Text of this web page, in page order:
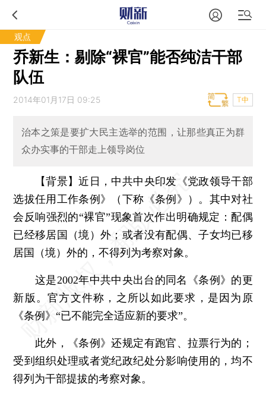
观点
乔新生：剔除“裸官”能否纯洁干部
队伍
2014年01月17日 09:25 T中
治本之策是要扩大民主选举的范围，让那些真正为群
众办实事的干部走上领导岗位
【背景】近日，中共中央印发《党政领导干部
选拔任用工作条例》（下称《条例》）。其中对社
会反响强烈的“裸官”现象首次作出明确规定：配偶
已经移居国（境）外；或者没有配偶、子女均已移
居国（境）外的，不得列为考察对象。
这是2002年中共中央出台的同名《条例》的更
新版。官方文件称，之所以如此要求，是因为原
《条例》“已不能完全适应新的要求”。
此外，《条例》还规定有跑官、拉票行为的；
受到组织处理或者党纪政纪处分影响使用的，均不
得列为干部提拔的考察对象。